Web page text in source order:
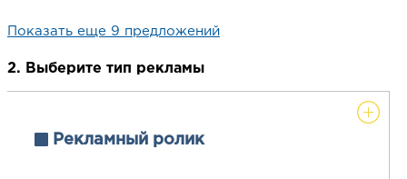
Показать еще 9 предложений
2. Выберите тип рекламы
Рекламный ролик